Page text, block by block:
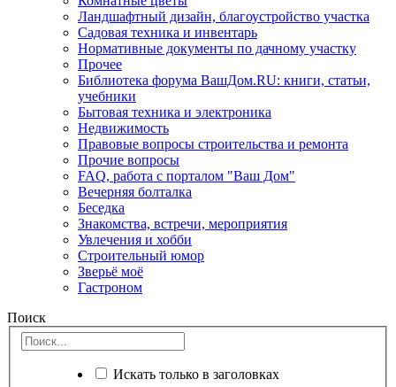
Ландшафтный дизайн, благоустройство участка
Садовая техника и инвентарь
Нормативные документы по дачному участку
Прочее
Библиотека форума ВашДом.RU: книги, статьи,
учебники
Бытовая техника и электроника
Недвижимость
Правовые вопросы строительства и ремонта
Прочие вопросы
FAQ, работа с порталом "Ваш Дом"
Вечерняя болталка
Беседка
Знакомства, встречи, мероприятия
Увлечения и хобби
Строительный юмор
Зверьё моё
Гастроном
Поиск
Искать только в заголовках